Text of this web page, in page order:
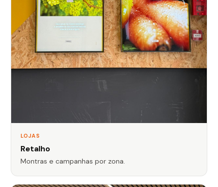
LOJAS
Retalho
Montras e campanhas por zona.